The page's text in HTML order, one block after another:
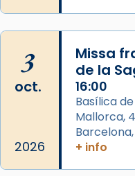
Share
Arquebisbat
2 weeks ago
Jaume, fill de
seu germà Joan i
acompanyava
3
oct.
2026
Missa
de la
16:00
Basílica
Mallorca,
+ info